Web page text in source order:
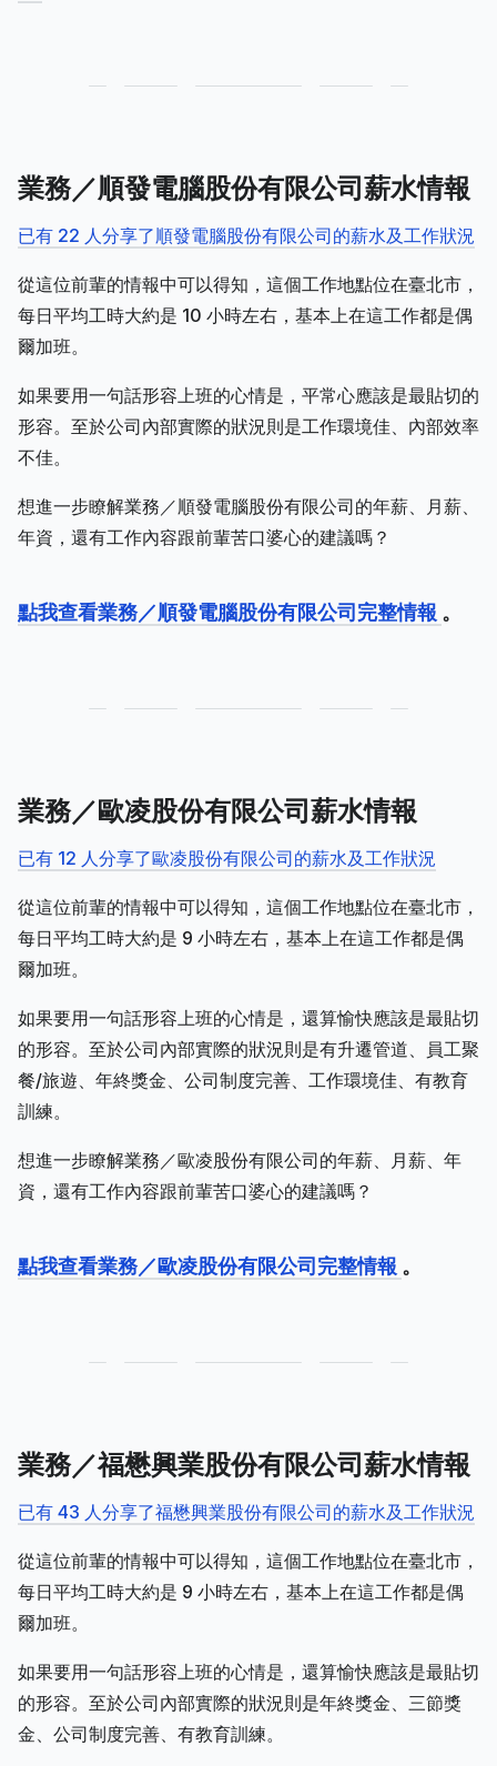
業務／順發電腦股份有限公司薪水情報
已有 22 人分享了順發電腦股份有限公司的薪水及工作狀況
從這位前輩的情報中可以得知，這個工作地點位在臺北市，
每日平均工時大約是 10 小時左右，基本上在這工作都是偶
爾加班。
如果要用一句話形容上班的心情是，平常心應該是最貼切的
形容。至於公司內部實際的狀況則是工作環境佳、內部效率
不佳。
想進一步瞭解業務／順發電腦股份有限公司的年薪、月薪、
年資，還有工作內容跟前輩苦口婆心的建議嗎？
點我查看業務／順發電腦股份有限公司完整情報 。
業務／歐凌股份有限公司薪水情報
已有 12 人分享了歐凌股份有限公司的薪水及工作狀況
從這位前輩的情報中可以得知，這個工作地點位在臺北市，
每日平均工時大約是 9 小時左右，基本上在這工作都是偶
爾加班。
如果要用一句話形容上班的心情是，還算愉快應該是最貼切
的形容。至於公司內部實際的狀況則是有升遷管道、員工聚
餐/旅遊、年終獎金、公司制度完善、工作環境佳、有教育
訓練。
想進一步瞭解業務／歐凌股份有限公司的年薪、月薪、年
資，還有工作內容跟前輩苦口婆心的建議嗎？
點我查看業務／歐凌股份有限公司完整情報 。
業務／福懋興業股份有限公司薪水情報
已有 43 人分享了福懋興業股份有限公司的薪水及工作狀況
從這位前輩的情報中可以得知，這個工作地點位在臺北市，
每日平均工時大約是 9 小時左右，基本上在這工作都是偶
爾加班。
如果要用一句話形容上班的心情是，還算愉快應該是最貼切
的形容。至於公司內部實際的狀況則是年終獎金、三節獎
金、公司制度完善、有教育訓練。